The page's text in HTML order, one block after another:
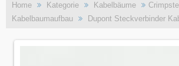
Home Kategorie Kabelbäume
Kabelbaumaufbau
Dupont Steckverbinder